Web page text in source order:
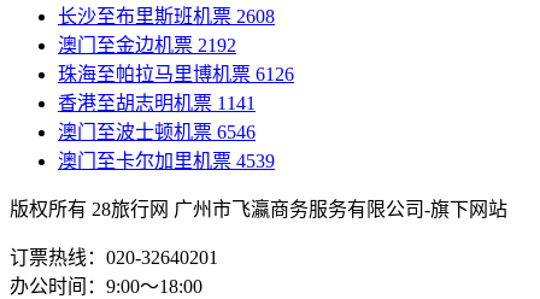
长沙至布里斯班机票 2608
澳门至金边机票 2192
珠海至帕拉马里博机票 6126
香港至胡志明机票 1141
澳门至波士顿机票 6546
澳门至卡尔加里机票 4539
版权所有 28旅行网 广州市飞瀛商务服务有限公司-旗下网站
订票热线：020-32640201
办公时间：9:00～18:00